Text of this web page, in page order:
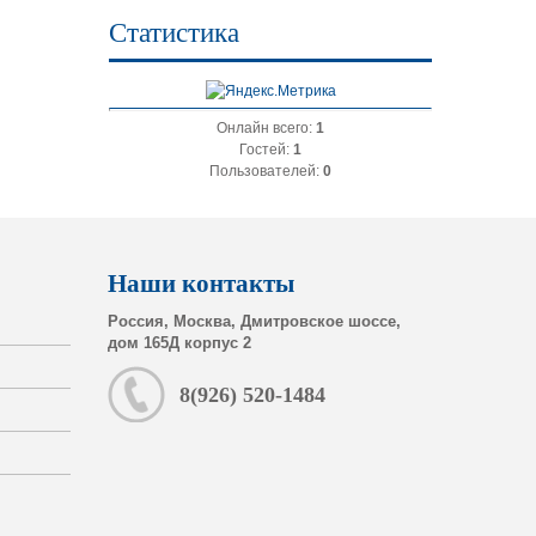
Статистика
Онлайн всего: 1
Гостей: 1
Пользователей: 0
Наши контакты
Россия, Москва, Дмитровское шоссе,
дом 165Д корпус 2
8(926) 520-1484